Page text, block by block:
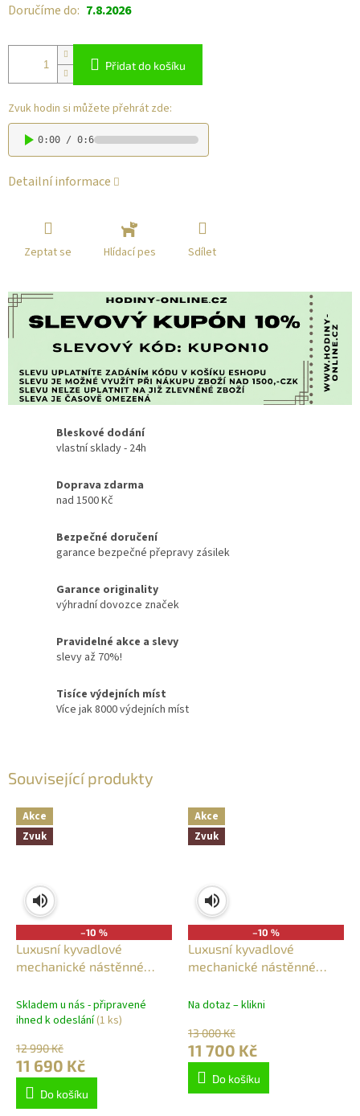
Doručíme do: 7.8.2026
Přidat do košíku
Zvuk hodin si můžete přehrát zde:
0:00 / 0:6
Detailní informace
Zeptat se Hlídací pes Sdílet
Bleskové dodání
vlastní sklady - 24h
Doprava zdarma
nad 1500 Kč
Bezpečné doručení
garance bezpečné přepravy zásilek
Garance originality
výhradní dovozce značek
Pravidelné akce a slevy
slevy až 70%!
Tisíce výdejních míst
Více jak 8000 výdejních míst
Související produkty
Akce
Zvuk
–10 %
Luxusní kyvadlové
mechanické nástěnné
Skladem u nás - připravené
ihned k odeslání(1 ks)
12 990 Kč
11 690 Kč
Do košíku
Akce
Zvuk
–10 %
Luxusní kyvadlové
mechanické nástěnné
Na dotaz – klikni
13 000 Kč
11 700 Kč
Do košíku